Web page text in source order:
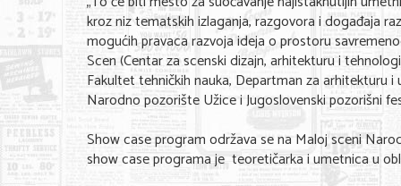
kroz niz tematskih izlaganja, razgovora i događaja
mogućih pravaca razvoja ideja o prostoru
Scen (Centar za scenski dizajn, arhitekturu i
Fakultet tehničkih nauka, Departman za arhitekturu i
Narodno pozorište Užice i Jugoslovenski pozorišni
Show case program održava se na Maloj sceni
show case programa je teoretičarka i umetnica u